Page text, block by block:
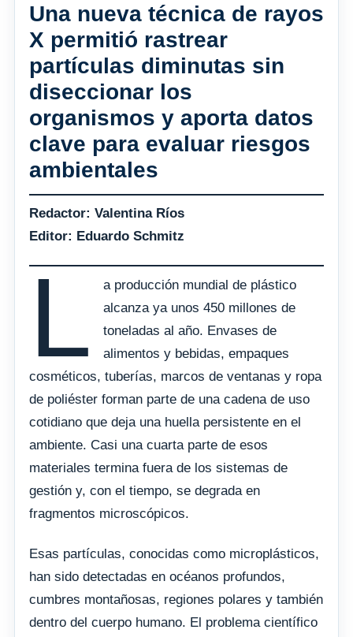
Una nueva técnica de rayos
X permitió rastrear
partículas diminutas sin
diseccionar los
organismos y aporta datos
clave para evaluar riesgos
ambientales
Redactor: Valentina Ríos
Editor: Eduardo Schmitz
L
a producción mundial de plástico
alcanza ya unos 450 millones de
toneladas al año. Envases de
alimentos y bebidas, empaques
cosméticos, tuberías, marcos de ventanas y ropa
de poliéster forman parte de una cadena de uso
cotidiano que deja una huella persistente en el
ambiente. Casi una cuarta parte de esos
materiales termina fuera de los sistemas de
gestión y, con el tiempo, se degrada en
fragmentos microscópicos.
Esas partículas, conocidas como microplásticos,
han sido detectadas en océanos profundos,
cumbres montañosas, regiones polares y también
dentro del cuerpo humano. El problema científico